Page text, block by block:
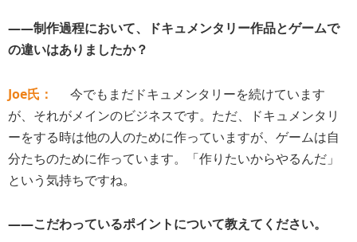
――制作過程において、ドキュメンタリー作品とゲームで
の違いはありましたか？
Joe氏：
今でもまだドキュメンタリーを続けています
が、それがメインのビジネスです。ただ、ドキュメンタリ
ーをする時は他の人のために作っていますが、ゲームは自
分たちのために作っています。「作りたいからやるんだ」
という気持ちですね。
――こだわっているポイントについて教えてください。